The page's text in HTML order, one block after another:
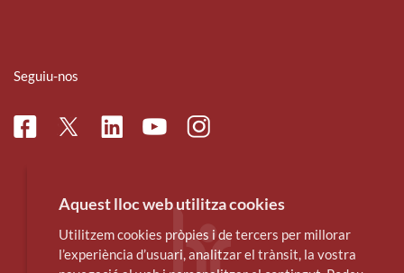
Seguiu-nos
FacebookTwitterLinkedinYoutubeInstagram
Aquest lloc web utilitza cookies
Utilitzem cookies pròpies i de tercers per millorar
l’experiència d’usuari, analitzar el trànsit, la vostra